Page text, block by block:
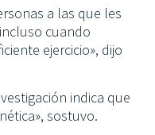
a las que les
cuando
ejercicio», dijo
indica que
sostuvo.